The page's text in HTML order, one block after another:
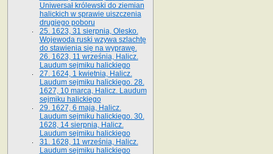
Uniwersał królewski do ziemian
halickich w sprawie uiszczenia
drugiego poboru
25. 1623, 31 sierpnia, Olesko.
Wojewoda ruski wzywa szlachtę
do stawienia się na wyprawę.
26. 1623, 11 września, Halicz.
Laudum sejmiku halickiego
27. 1624, 1 kwietnia, Halicz.
Laudum sejmiku halickiego. 28.
1627, 10 marca, Halicz. Laudum
sejmiku halickiego
29. 1627, 6 maja, Halicz.
Laudum sejmiku halickiego. 30.
1628, 14 sierpnia, Halicz.
Laudum sejmiku halickiego
31. 1628, 11 września, Halicz.
Laudum sejmiku halickiego